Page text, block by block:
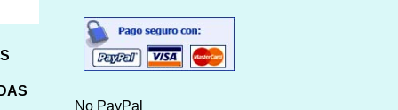
No PayPal